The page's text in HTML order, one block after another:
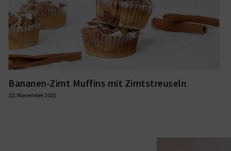
Bananen-Zimt Muffins mit Zimtstreuseln
22. November 2021